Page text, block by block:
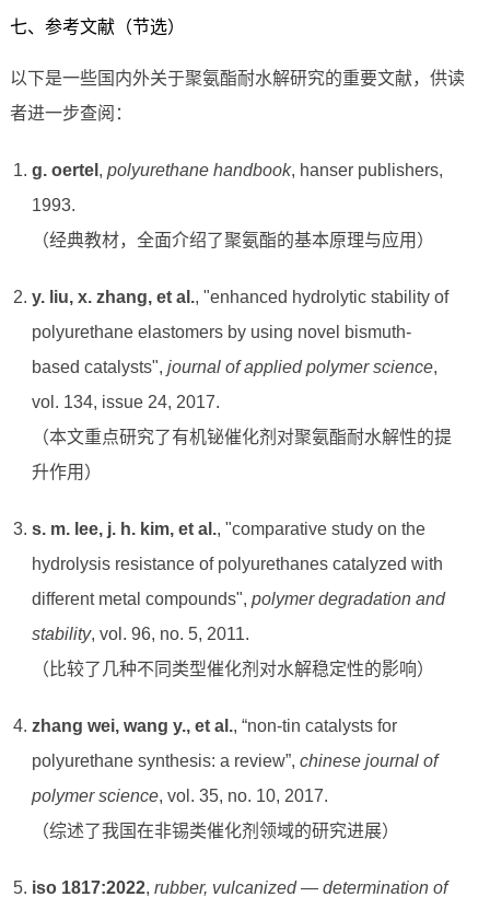
七、参考文献（节选）
以下是一些国内外关于聚氨酯耐水解研究的重要文献，供读
者进一步查阅：
g. oertel , polyurethane handbook, hanser publishers,
1993.
（经典教材，全面介绍了聚氨酯的基本原理与应用）
y. liu, x. zhang, et al., "enhanced hydrolytic stability of
polyurethane elastomers by using novel bismuth-
based catalysts", journal of applied polymer science,
vol. 134, issue 24, 2017.
（本文重点研究了有机铋催化剂对聚氨酯耐水解性的提
升作用）
s. m. lee, j. h. kim, et al., "comparative study on the
hydrolysis resistance of polyurethanes catalyzed with
different metal compounds", polymer degradation and
stability, vol. 96, no. 5, 2011.
（比较了几种不同类型催化剂对水解稳定性的影响）
zhang wei, wang y., et al., “non-tin catalysts for
polyurethane synthesis: a review”, chinese journal of
polymer science, vol. 35, no. 10, 2017.
（综述了我国在非锡类催化剂领域的研究进展）
iso 1817:2022, rubber, vulcanized — determination of